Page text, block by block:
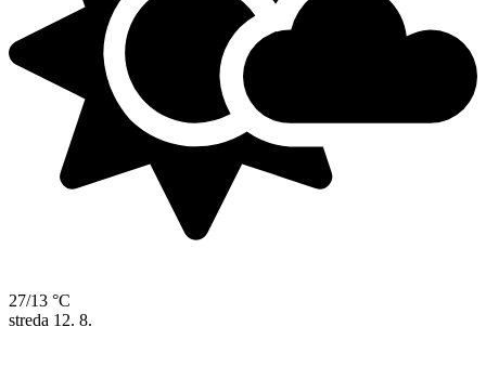
27/13 °C
streda 12. 8.